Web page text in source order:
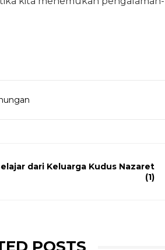
dari Keluarga Kudus Nazaret
(1)